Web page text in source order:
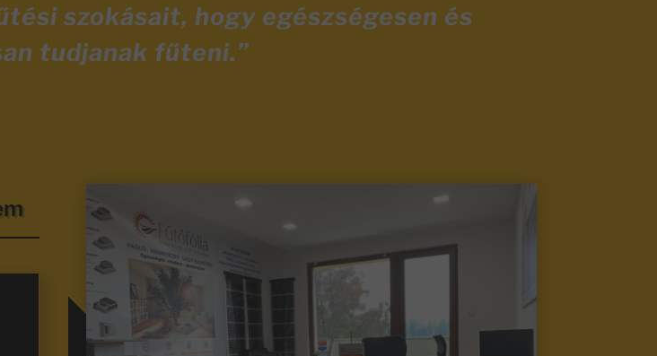
szokásait, hogy egészségesen és
tudjanak fűteni.”